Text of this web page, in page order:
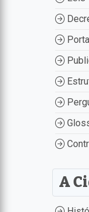
A